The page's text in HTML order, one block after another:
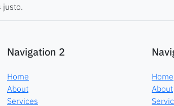
justo.
Navigation 2
Home
About
Services
Home
About